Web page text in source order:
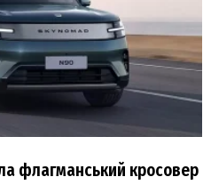
флагманський кросовер